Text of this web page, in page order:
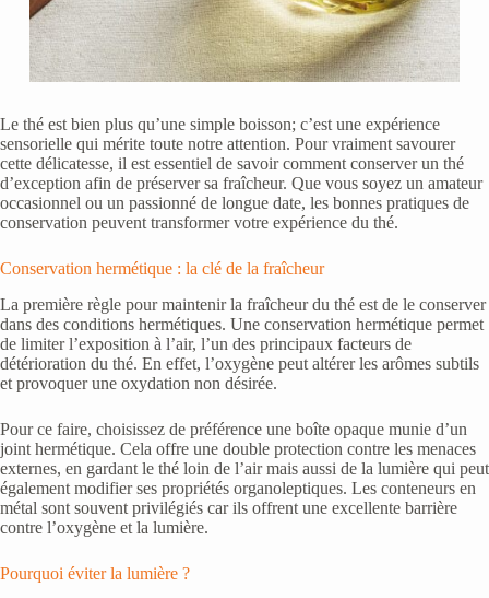
Le thé est bien plus qu’une simple boisson; c’est une expérience
sensorielle qui mérite toute notre attention. Pour vraiment savourer
cette délicatesse, il est essentiel de savoir comment conserver un thé
d’exception afin de préserver sa fraîcheur. Que vous soyez un amateur
occasionnel ou un passionné de longue date, les bonnes pratiques de
conservation peuvent transformer votre expérience du thé.
Conservation hermétique : la clé de la fraîcheur
La première règle pour maintenir la fraîcheur du thé est de le conserver
dans des conditions hermétiques. Une conservation hermétique permet
de limiter l’exposition à l’air, l’un des principaux facteurs de
détérioration du thé. En effet, l’oxygène peut altérer les arômes subtils
et provoquer une oxydation non désirée.
Pour ce faire, choisissez de préférence une boîte opaque munie d’un
joint hermétique. Cela offre une double protection contre les menaces
externes, en gardant le thé loin de l’air mais aussi de la lumière qui peut
également modifier ses propriétés organoleptiques. Les conteneurs en
métal sont souvent privilégiés car ils offrent une excellente barrière
contre l’oxygène et la lumière.
Pourquoi éviter la lumière ?